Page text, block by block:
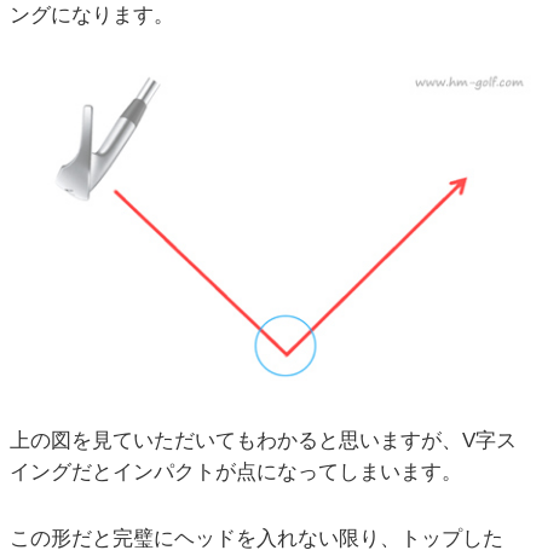
ングになります。
上の図を見ていただいてもわかると思いますが、V字ス
イングだとインパクトが点になってしまいます。
この形だと完璧にヘッドを入れない限り、トップした